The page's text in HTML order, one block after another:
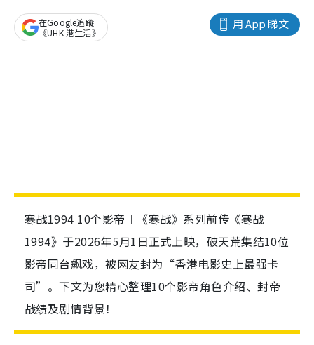
用 App 睇文
在Google追蹤
《UHK 港生活》
寒战1994 10个影帝︱《寒战》系列前传《寒战
1994》于2026年5月1日正式上映，破天荒集结10位
影帝同台飙戏，被网友封为“香港电影史上最强卡
司”。下文为您精心整理10个影帝角色介绍、封帝
战绩及剧情背景！